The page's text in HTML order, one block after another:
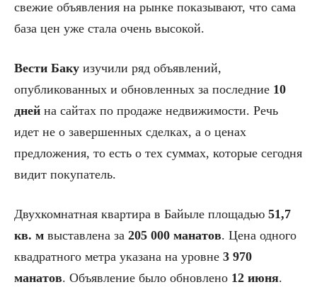
свежие объявления на рынке показывают, что сама
база цен уже стала очень высокой.
Вести Баку изучили ряд объявлений,
опубликованных и обновленных за последние 10
дней на сайтах по продаже недвижимости. Речь
идет не о завершенных сделках, а о ценах
предложения, то есть о тех суммах, которые сегодня
видит покупатель.
Двухкомнатная квартира в Байыле площадью 51,7
кв. м выставлена за 205 000 манатов. Цена одного
квадратного метра указана на уровне 3 970
манатов. Объявление было обновлено 12 июня.